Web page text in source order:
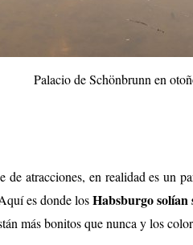
Palacio de Schönbrunn en
de atracciones, en realidad es un
es donde losHabsburgo solían
más bonitos que nunca y los